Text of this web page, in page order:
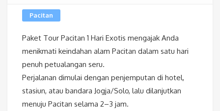
Pacitan
Paket Tour Pacitan 1 Hari Exotis mengajak Anda
menikmati keindahan alam Pacitan dalam satu hari
penuh petualangan seru.
Perjalanan dimulai dengan penjemputan di hotel,
stasiun, atau bandara Jogja/Solo, lalu dilanjutkan
menuju Pacitan selama 2–3 jam.